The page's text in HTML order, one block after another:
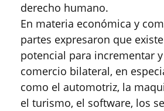
derecho humano.
En materia económica y
partes expresaron que
potencial para incrementar
comercio bilateral, en
como el automotriz, la
el turismo, el software, los